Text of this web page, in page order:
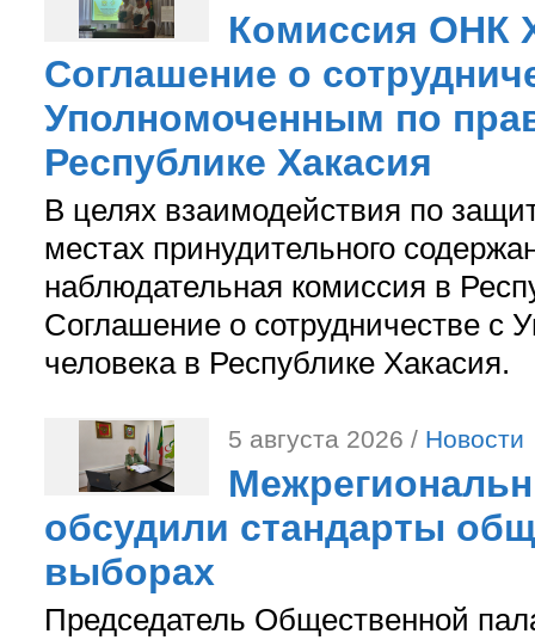
Комиссия ОНК
Соглашение о
Уполномоченным по
Республике Хакасия
В целях взаимодействия по
местах принудительного
наблюдательная комиссия в
Соглашение о сотрудничестве с
человека в Республике Хакасия.
5 августа 2026 / Новости
обсудили стандарты
выборах
Председатель Общественной